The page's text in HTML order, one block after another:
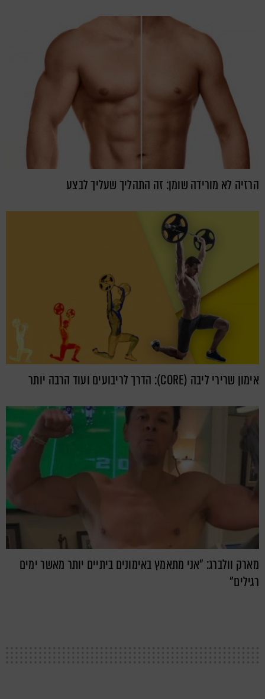
הרזיה לא מורידה שומן: זה התהליך שעליך לבצע
אימון שרירי ליבה (CORE): הדרך לריבועים ועוד הרבה יותר
מארק וולברג: "אני מתאמץ באימונים ביתיים יותר מאשר ימים
רגילים"